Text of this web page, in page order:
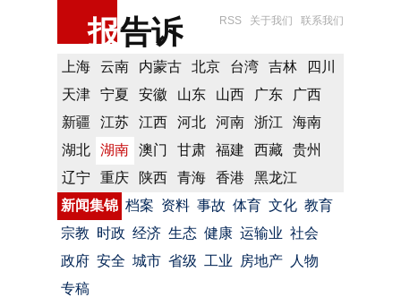
报告诉 RSS 关于我们 联系我们
上海 云南 内蒙古 北京 台湾 吉林
四川
天津
宁夏 安徽 山东 山西 广东
广西
新疆
江苏 江西 河北 河南 浙江
海南
湖北
湖南 澳门 甘肃 福建 西藏
贵州
辽宁
重庆 陕西 青海 香港
黑龙江
新闻集锦 档案 资料 事故 体育 文化 教育
宗教 时政 经济 生态 健康 运输业 社会
政府 安全 城市 省级 工业 房地产
人物
专稿